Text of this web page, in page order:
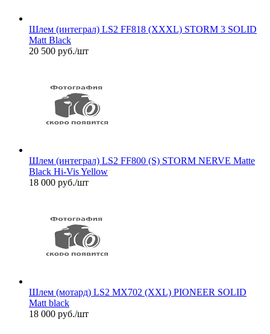
Шлем (интеграл) LS2 FF818 (XXXL) STORM 3 SOLID
Matt Black
20 500 руб./шт
Шлем (интеграл) LS2 FF800 (S) STORM NERVE Matte
Black Hi-Vis Yellow
18 000 руб./шт
Шлем (мотард) LS2 MX702 (XXL) PIONEER SOLID
Matt black
18 000 руб./шт